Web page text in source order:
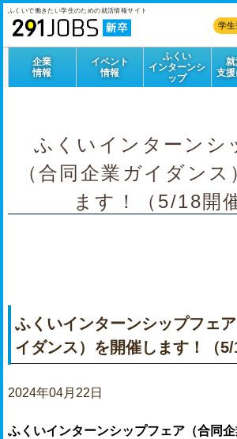
ふくいで働きたい学生のための就活情報サイト
学
企業
情報
イベント
情報
ふくい
インターンシ
ップ
支
ふくいインターンシ
（合同企業ガイダンス
ます！（5/18開
ふくいインターンシップフェ
イダンス）を開催します！（5/
2024年04月22日
ふくいインターンシップフェア（合同企